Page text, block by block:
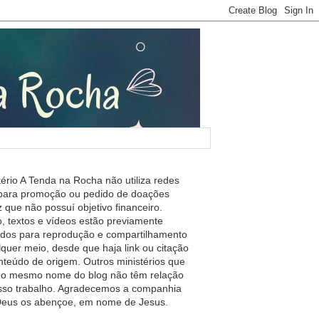
A Tenda na Rocha não utiliza redes
promoção ou pedido de doações
que não possuí objetivo financeiro.
textos e vídeos estão previamente
para reprodução e compartilhamento
meio, desde que haja link ou citação
de origem. Outros ministérios que
mesmo nome do blog não têm relação
trabalho. Agradecemos a companhia
os abençoe, em nome de Jesus.